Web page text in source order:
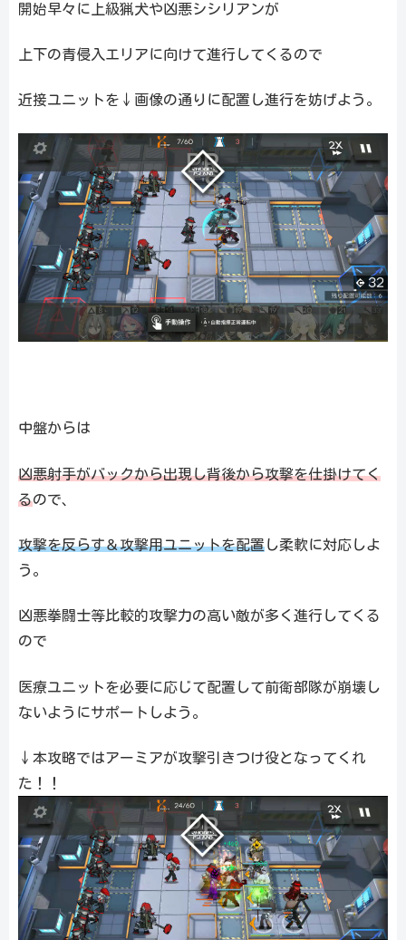
開始早々に上級猟犬や凶悪シシリアンが
上下の青侵入エリアに向けて進行してくるので
近接ユニットを↓画像の通りに配置し進行を妨げよう。
中盤からは
凶悪射手がバックから出現し背後から攻撃を仕掛けてく
るので、
攻撃を反らす＆攻撃用ユニットを配置し柔軟に対応しよ
う。
凶悪拳闘士等比較的攻撃力の高い敵が多く進行してくる
ので
医療ユニットを必要に応じて配置して前衛部隊が崩壊し
ないようにサポートしよう。
↓本攻略ではアーミアが攻撃引きつけ役となってくれ
た！！